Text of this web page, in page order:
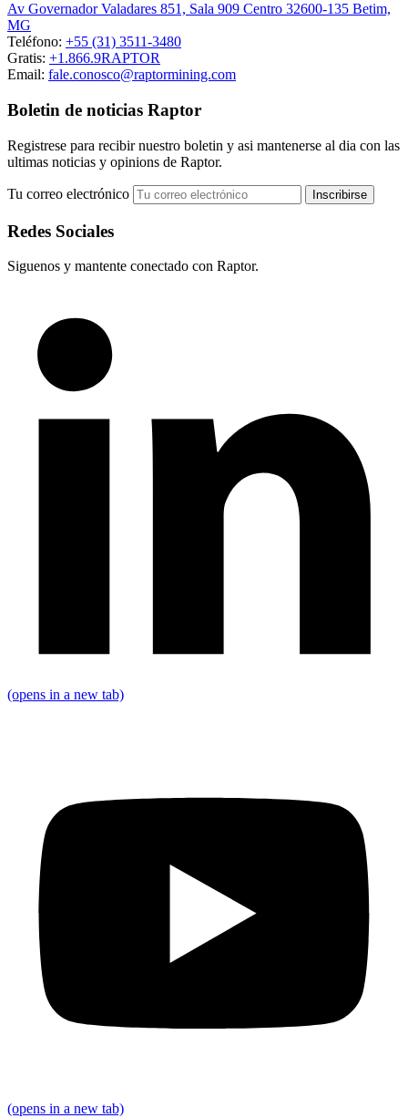
Av Governador Valadares 851, Sala 909 Centro 32600-135 Betim,
MG
Teléfono: +55 (31) 3511-3480
Gratis: +1.866.9RAPTOR
Email: fale.conosco@raptormining.com
Boletin de noticias Raptor
Registrese para recibir nuestro boletin y asi mantenerse al dia con las
ultimas noticias y opinions de Raptor.
Tu correo electrónico
Redes Sociales
Siguenos y mantente conectado con Raptor.
(opens in a new tab)
(opens in a new tab)